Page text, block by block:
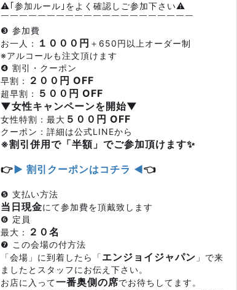
⚠️｢参加ルール｣をよく確認しご参加下さい⚠️
￣￣￣￣￣￣￣￣￣￣￣￣￣￣￣￣￣￣￣￣￣
❸ 参加費
お一人：
１０００円 ＋650円以上オーダー制
※アルコールも注文頂けます
❹ 割引・クーポン
早割：
２００円 OFF
超早割：
５００円 OFF
▼女性キャンペーンを開始▼
女性特割：最大 ５００円 OFF
クーポン：詳細は公式LINEから
※割引併用で「半額」でご参加頂けます✨
👉▶ 割引クーポンはコチラ ◀👈
❺ 支払い方法
当日現金にて参加費を頂戴致します
❻ 定員
最大：
２０名
❼ この会場の付方法
「会場」に到着したら「エンジョイジャパン 」で来
ましたとスタッフにお伝え下さい。
お店に入って一番奥側の席でお待ちしてます。